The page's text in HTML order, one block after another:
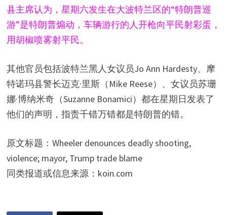
县主席认为，星期六发生在大波特兰区的“特朗普巡
游”是特朗普煽动，车辆游行的人开枪向平民射彩蛋，
用胡椒喷雾射平民。
其他官员包括波特兰黑人女议员Jo Ann Hardesty、摩
特诺玛县警长迈克·里斯（Mike Reese）、女议员苏珊
娜·博纳米奇（Suzanne Bonamici）都在星期日发表了
他们的声明，指责千错万错都是特朗普的错。
原文标题：Wheeler denounces deadly shooting,
violence; mayor, Trump trade blame
同类报道或信息来源：koin.com